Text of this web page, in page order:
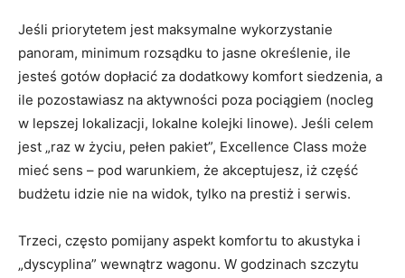
Jeśli priorytetem jest maksymalne wykorzystanie
panoram, minimum rozsądku to jasne określenie, ile
jesteś gotów dopłacić za dodatkowy komfort siedzenia, a
ile pozostawiasz na aktywności poza pociągiem (nocleg
w lepszej lokalizacji, lokalne kolejki linowe). Jeśli celem
jest „raz w życiu, pełen pakiet”, Excellence Class może
mieć sens – pod warunkiem, że akceptujesz, iż część
budżetu idzie nie na widok, tylko na prestiż i serwis.
Trzeci, często pomijany aspekt komfortu to akustyka i
„dyscyplina” wewnątrz wagonu. W godzinach szczytu